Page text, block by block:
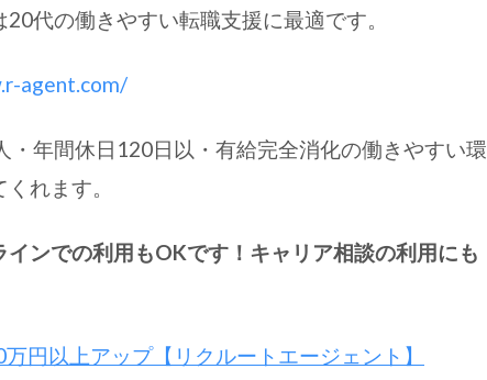
20代の働きやすい転職支援に最適です。
agent.com/
・年間休日120日以・有給完全消化の働きやすい環
れます。
ンでの利用もOKです！キャリア相談の利用にも
円以上アップ【リクルートエージェント】